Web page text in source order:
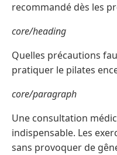
recommandé dès les
core/heading
Quelles précautions
pratiquer le pilates
core/paragraph
Une consultation
indispensable. Les
sans provoquer de